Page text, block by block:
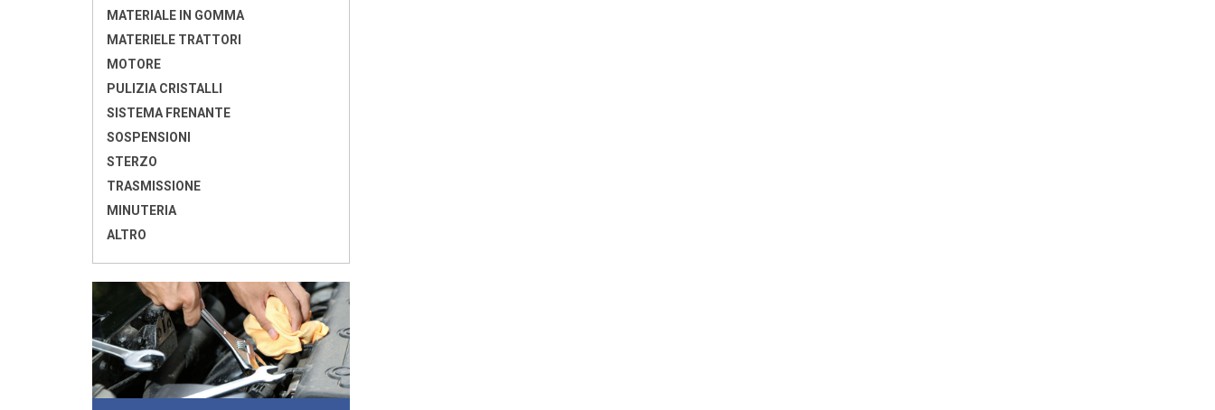
MATERIALE IN GOMMA
MATERIELE TRATTORI
MOTORE
PULIZIA CRISTALLI
SISTEMA FRENANTE
SOSPENSIONI
STERZO
TRASMISSIONE
MINUTERIA
ALTRO